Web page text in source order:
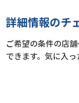
詳細情報のチ
ご希望の条件の店
できます。気に入